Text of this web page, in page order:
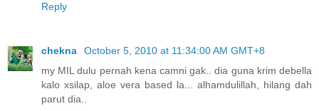
Reply
chekna
October 5, 2010 at 11:34:00 AM GMT+8
my MIL dulu pernah kena camni gak.. dia guna krim debella
kalo xsilap, aloe vera based la... alhamdulillah, hilang dah
parut dia..